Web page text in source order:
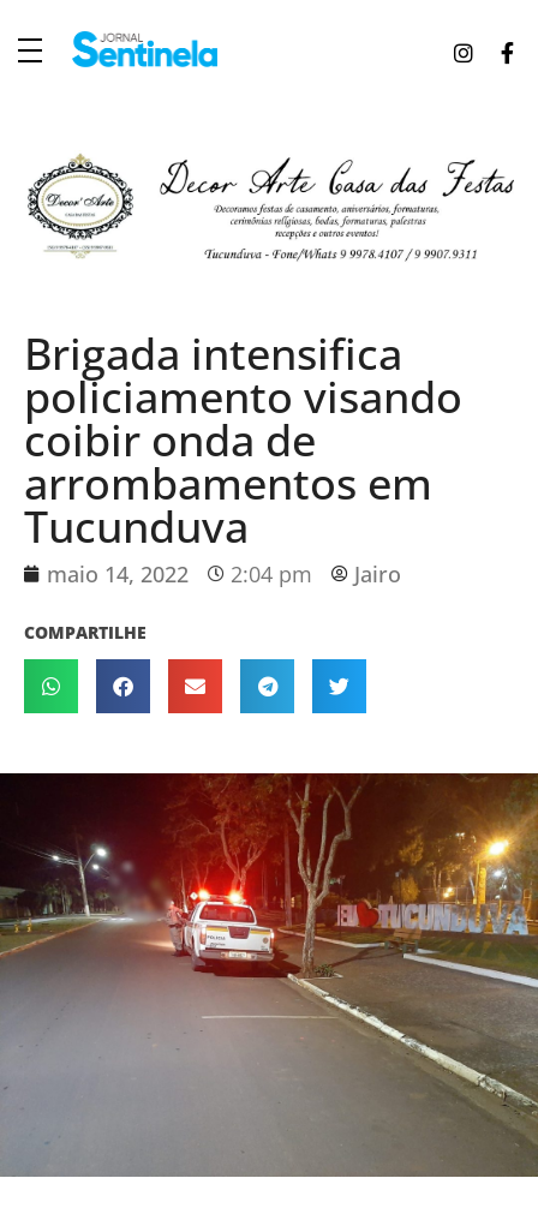
Brigada intensifica
policiamento visando
coibir onda de
arrombamentos em
Tucunduva
maio 14, 2022 2:04 pm Jairo
COMPARTILHE